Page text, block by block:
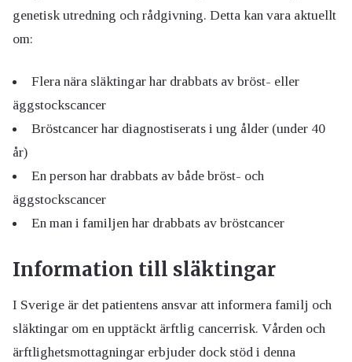
genetisk utredning och rådgivning. Detta kan vara aktuellt
om:
Flera nära släktingar har drabbats av bröst- eller
äggstockscancer
Bröstcancer har diagnostiserats i ung ålder (under 40
år)
En person har drabbats av både bröst- och
äggstockscancer
En man i familjen har drabbats av bröstcancer
Information till släktingar
I Sverige är det patientens ansvar att informera familj och
släktingar om en upptäckt ärftlig cancerrisk. Vården och
ärftlighetsmottagningar erbjuder dock stöd i denna